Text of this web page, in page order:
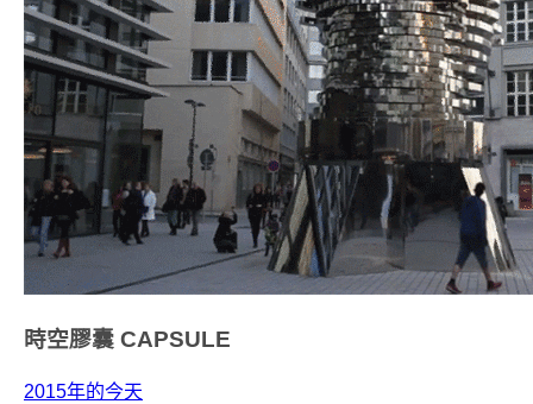
時空膠囊 CAPSULE
2015年的今天